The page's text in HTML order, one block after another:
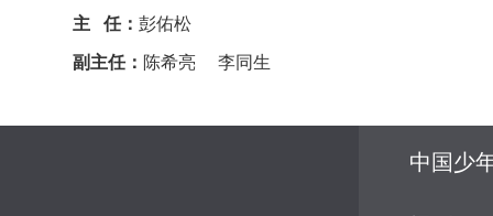
主 任：彭佑松
副主任： 陈希亮 李同生
中国少